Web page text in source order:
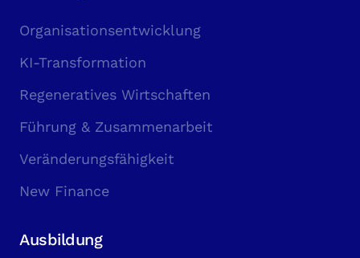
Organisationsentwicklung
KI-Transformation
Regeneratives Wirtschaften
Führung & Zusammenarbeit
Veränderungsfähigkeit
New Finance
Ausbildung